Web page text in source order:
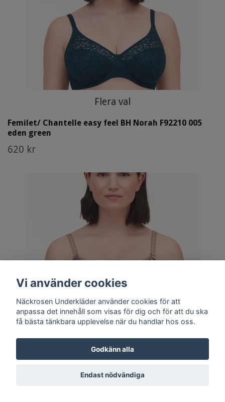
Flera val
Femilet/ Chantelle easy feel BH Norah F92210 005
eden green
620 kr
Chantelle BH C Magnifique 1891 / 0AC Cammo
Vi använder cookies
Näckrosen Underkläder använder cookies för att
anpassa det innehåll som visas för dig och för att du ska
få bästa tänkbara upplevelse när du handlar hos oss.
Godkänn alla
Endast nödvändiga